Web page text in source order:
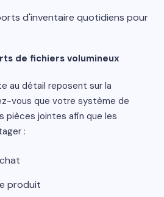
d'inventaire quotidiens pour
de fichiers volumineux
au détail reposent sur la
vous que votre système de
pièces jointes afin que les
:
produit